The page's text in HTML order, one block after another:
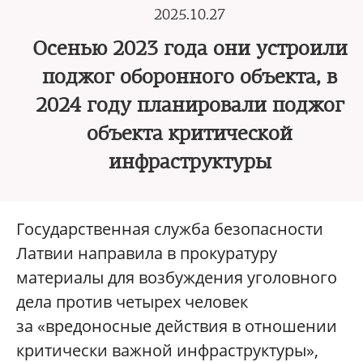
2025.10.27
Осенью 2023 года они устроили
поджог оборонного объекта, в
2024 году планировали поджог
объекта критической
инфраструктуры
Государственная служба безопасности
Латвии направила в прокуратуру
материалы для возбуждения уголовного
дела против четырех человек
за «вредоносные действия в отношении
критически важной инфраструктуры»,